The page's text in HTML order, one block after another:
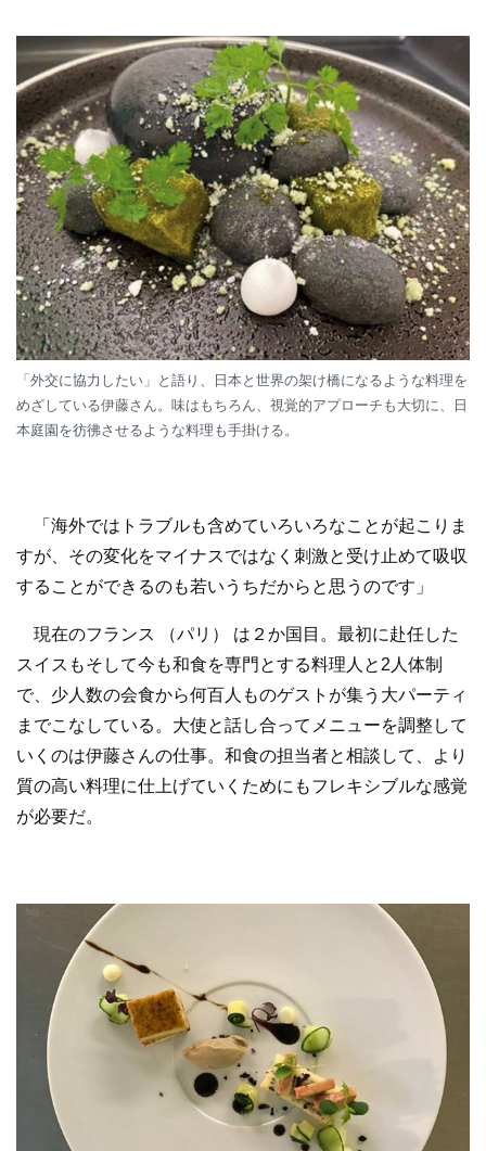
「外交に協力したい」と語り、日本と世界の架け橋になるような料理を
めざしている伊藤さん。味はもちろん、視覚的アプローチも大切に、日
本庭園を彷彿させるような料理も手掛ける。
「海外ではトラブルも含めていろいろなことが起こりま
すが、その変化をマイナスではなく刺激と受け止めて吸収
することができるのも若いうちだからと思うのです」
現在のフランス （パリ） は２か国目。最初に赴任した
スイスもそして今も和食を専門とする料理人と2人体制
で、少人数の会食から何百人ものゲストが集う大パーティ
までこなしている。大使と話し合ってメニューを調整して
いくのは伊藤さんの仕事。和食の担当者と相談して、より
質の高い料理に仕上げていくためにもフレキシブルな感覚
が必要だ。